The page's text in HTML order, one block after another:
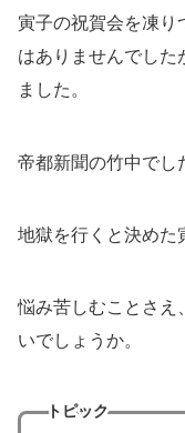
寅子の祝賀会を凍り
はありませんでした
ました。
帝都新聞の竹中でし
地獄を行くと決めた
悩み苦しむことさえ
いでしょうか。
トピック